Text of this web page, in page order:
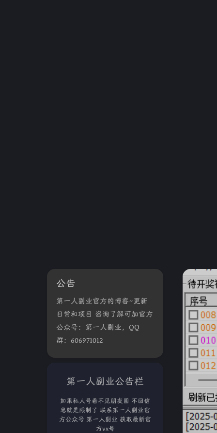
公告
第一人副业官方的博客~更新
日常和项目 咨询了解可加官方
公众号：第一人副业，QQ
群：606971012
第一人副业公告栏
如果私人号看不见朋友圈 不回信
息就是限制了 联系第一人副业官
方公众号 第一人副业 获取最新官
方vx号